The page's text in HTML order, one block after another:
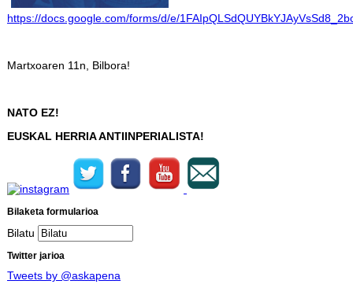
https://docs.google.com/forms/d/e/
Martxoaren 11n, Bilbora!
NATO EZ!
EUSKAL HERRIA ANTIINPERIALISTA!
Bilaketa formularioa
Bilatu
Twitter jarioa
Tweets by @askapena